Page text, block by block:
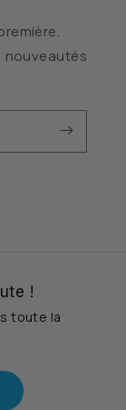
nouveautés
!
toute la